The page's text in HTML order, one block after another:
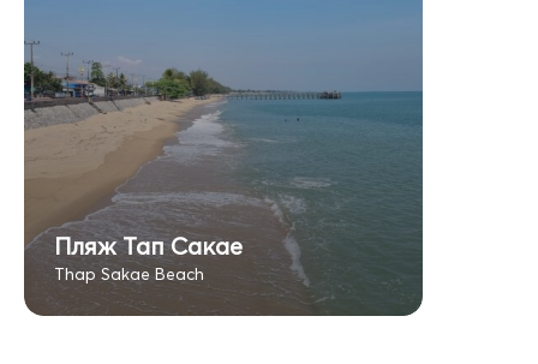
Пляж Тап Сакае
Thap Sakae Beach